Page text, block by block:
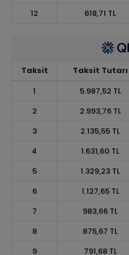
12
618,71 TL
Taksit Taksit Tutarı
1
5.987,52 TL
2
2.993,76 TL
3
2.135,55 TL
4
1.631,60 TL
5
1.329,23 TL
6
1.127,65 TL
7
983,66 TL
8
875,67 TL
9
791,68 TL